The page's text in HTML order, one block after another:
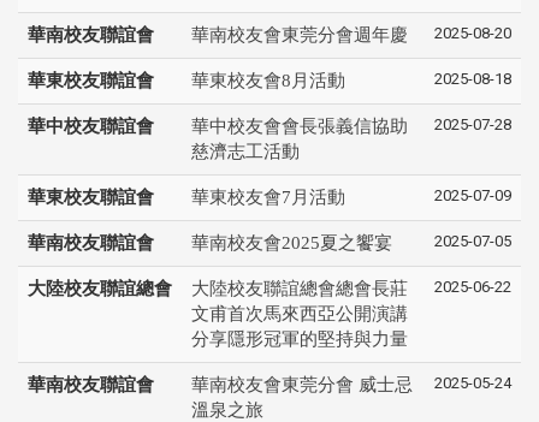
華南校友聯誼會 華南校友會東莞分會週年慶 2025-08-20
華東校友聯誼會 華東校友會8月活動 2025-08-18
華中校友聯誼會
華中校友會會長張義信協助
慈濟志工活動
2025-07-28
華東校友聯誼會 華東校友會7月活動 2025-07-09
華南校友聯誼會 華南校友會2025夏之饗宴 2025-07-05
大陸校友聯誼總會
大陸校友聯誼總會總會長莊
文甫首次馬來西亞公開演講
分享隱形冠軍的堅持與力量
2025-06-22
華南校友聯誼會
華南校友會東莞分會 威士忌
溫泉之旅
2025-05-24